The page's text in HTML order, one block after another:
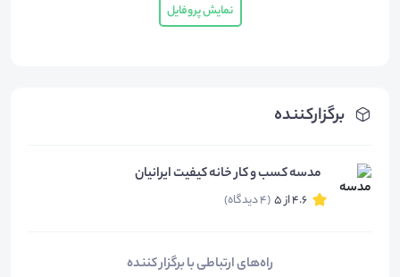
برگزارکننده
مدسه کسب و کار خانه کیفیت ایرانیان
4.6 از 5 (4 دیدگاه)
راه‌های ارتباطی با برگزار کننده
نمایش پروفایل